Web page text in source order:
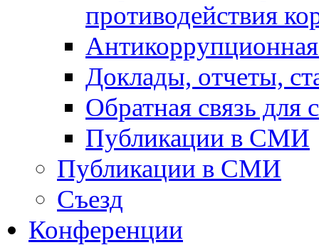
противодействия
Антикоррупционная
Доклады, отчеты,
Обратная связь
Публикации в СМИ
Публикации в СМИ
Съезд
Конференции